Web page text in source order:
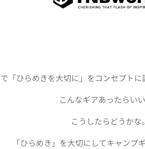
「ひらめきを大切に」をコンセプトに
こんなギアあったらいい
こうしたらどうかな。
「ひらめき」を大切にしてキャンプ